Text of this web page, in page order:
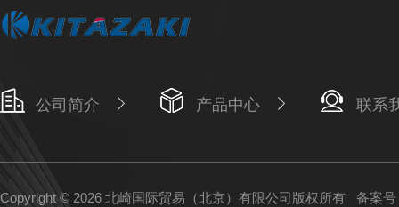
公司简介 产品中心 联系
Copyright © 2026 北崎国际贸易（北京）有限公司版权所有 备案号